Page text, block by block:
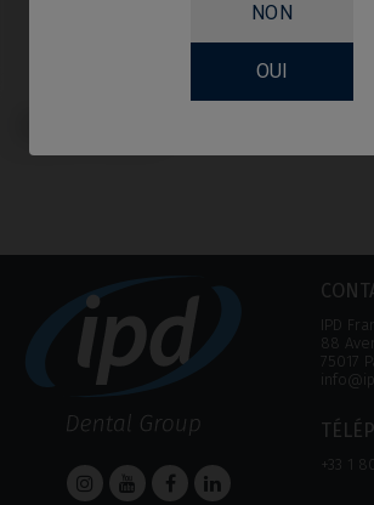
NON
OUI
IPD
88
75017
+33 1